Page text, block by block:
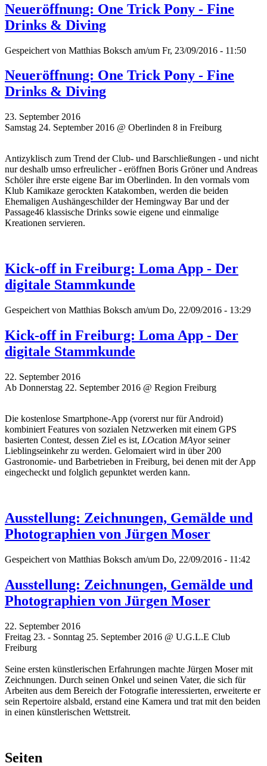
Neueröffnung: One Trick Pony - Fine
Drinks & Diving
Gespeichert von Matthias Boksch am/um Fr, 23/09/2016 - 11:50
Neueröffnung: One Trick Pony - Fine
Drinks & Diving
23. September 2016
Samstag 24. September 2016 @ Oberlinden 8 in Freiburg
Antizyklisch zum Trend der Club- und Barschließungen - und nicht
nur deshalb umso erfreulicher - eröffnen Boris Gröner und Andreas
Schöler ihre erste eigene Bar im Oberlinden. In den vormals vom
Klub Kamikaze gerockten Katakomben, werden die beiden
Ehemaligen Aushängeschilder der Hemingway Bar und der
Passage46 klassische Drinks sowie eigene und einmalige
Kreationen servieren.
Kick-off in Freiburg: Loma App - Der
digitale Stammkunde
Gespeichert von Matthias Boksch am/um Do, 22/09/2016 - 13:29
Kick-off in Freiburg: Loma App - Der
digitale Stammkunde
22. September 2016
Ab Donnerstag 22. September 2016 @ Region Freiburg
Die kostenlose Smartphone-App (vorerst nur für Android)
kombiniert Features von sozialen Netzwerken mit einem GPS
basierten Contest, dessen Ziel es ist, LOcation MAyor seiner
Lieblingseinkehr zu werden. Gelomaiert wird in über 200
Gastronomie- und Barbetrieben in Freiburg, bei denen mit der App
eingecheckt und folglich gepunktet werden kann.
Ausstellung: Zeichnungen, Gemälde und
Photographien von Jürgen Moser
Gespeichert von Matthias Boksch am/um Do, 22/09/2016 - 11:42
Ausstellung: Zeichnungen, Gemälde und
Photographien von Jürgen Moser
22. September 2016
Freitag 23. - Sonntag 25. September 2016 @ U.G.L.E Club
Freiburg
Seine ersten künstlerischen Erfahrungen machte Jürgen Moser mit
Zeichnungen. Durch seinen Onkel und seinen Vater, die sich für
Arbeiten aus dem Bereich der Fotografie interessierten, erweiterte er
sein Repertoire alsbald, erstand eine Kamera und trat mit den beiden
in einen künstlerischen Wettstreit.
Seiten